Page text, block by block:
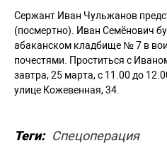
Сержант Иван Чульжанов
(посмертно). Иван Семёнович
абаканском кладбище № 7 в
почестями. Проститься с
завтра, 25 марта, с 11.00 до
улице Кожевенная, 34.
Теги: Спецоперация